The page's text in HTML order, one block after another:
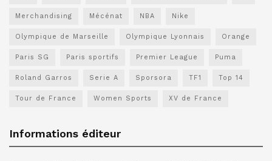
Merchandising Mécénat NBA Nike
Olympique de Marseille Olympique Lyonnais Orange
Paris SG Paris sportifs Premier League Puma
Roland Garros Serie A Sporsora TF1 Top 14
Tour de France Women Sports XV de France
Informations éditeur